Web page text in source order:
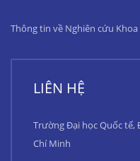
Thông tin về Nghiên cứu Khoa
LIÊN HỆ
Trường Đại học Quốc tế,
Chí Minh